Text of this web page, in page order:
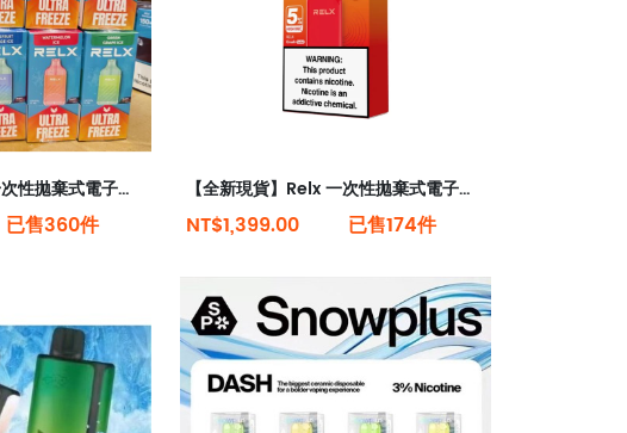
【15000口】Relx 一次性拋棄式電子菸全新現貨
已售360件
【全新現貨】Relx 一次性拋棄式電子菸6000口
NT$1,399.00 已售174件